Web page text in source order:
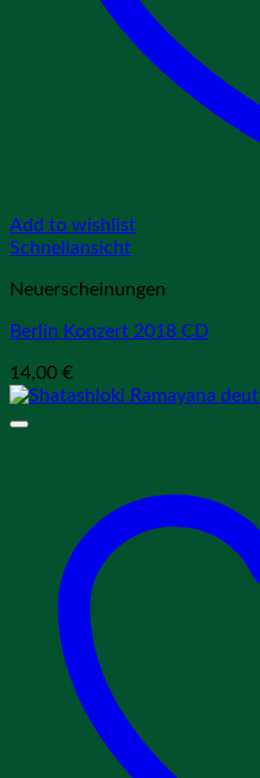
Add to wishlist
Schnellansicht
Neuerscheinungen
Berlin Konzert 2018 CD
14,00 €